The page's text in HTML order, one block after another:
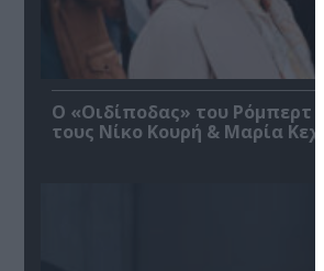
O «Οιδίποδας» του Ρόμπερτ
τους Νίκο Κουρή & Μαρία